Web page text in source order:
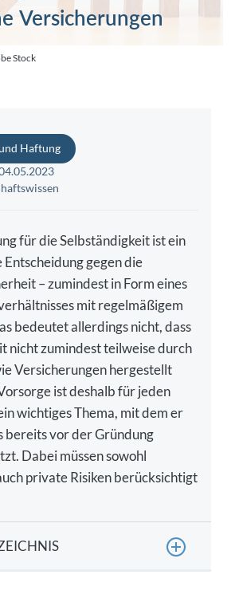
Versicherungen
Stock
Haftung
für die Selbständigkeit ist ein
gegen die
– zumindest in Form eines
mit regelmäßigem
bedeutet allerdings nicht, dass
nicht zumindest teilweise durch
Versicherungen hergestellt
ist deshalb für jeden
wichtiges Thema, mit dem er
bereits vor der Gründung
Dabei müssen sowohl
private Risiken berücksichtigt